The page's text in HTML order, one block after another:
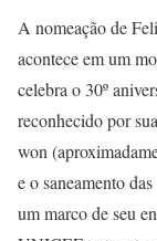
A nomeação de
acontece em um
celebra o 30º
reconhecido por
won
e o saneamento
um marco de seu